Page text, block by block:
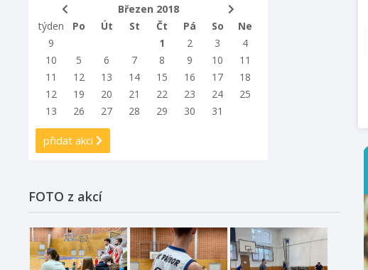
Březen 2018
týden
Po Út St Čt Pá So
Ne
9
1 2 3
4
10
5 6 7 8 9 10
11
11
12 13 14 15 16 17
18
12
19 20 21 22 23 24
25
13
26 27 28 29 30 31
přidat akci
FOTO z akcí